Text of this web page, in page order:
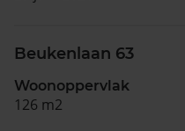
Beukenlaan 63
Woonoppervlak
126 m2